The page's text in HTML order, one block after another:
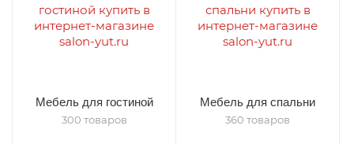
Мебель для гостиной
300 товаров
Мебель для спальни
360 товаров